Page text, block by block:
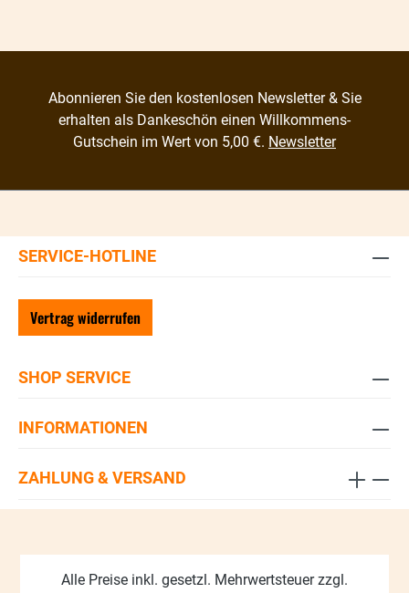
Abonnieren Sie den kostenlosen Newsletter & Sie
erhalten als Dankeschön einen Willkommens-
Gutschein im Wert von 5,00 €. Newsletter
SERVICE-HOTLINE
Vertrag widerrufen
SHOP SERVICE
INFORMATIONEN
ZAHLUNG & VERSAND
Alle Preise inkl. gesetzl. Mehrwertsteuer zzgl.